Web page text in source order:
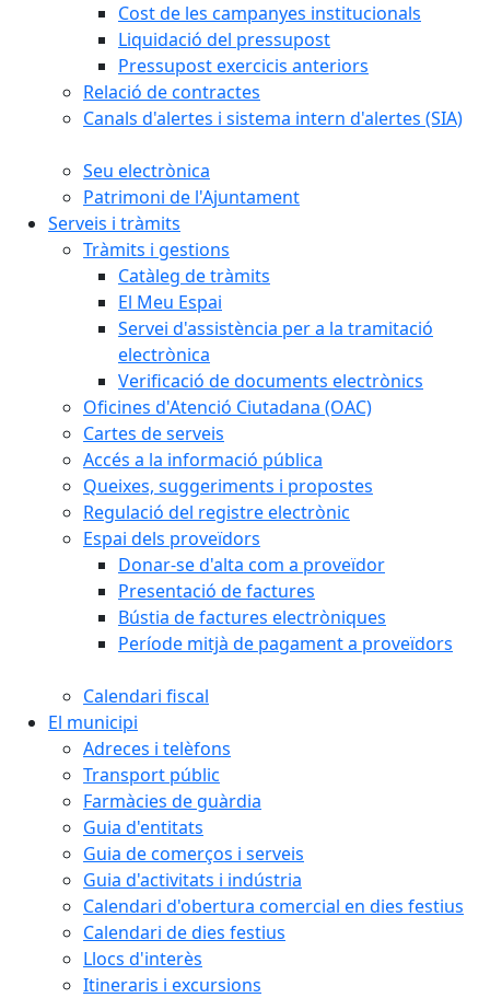
Cost de les campanyes institucionals
Liquidació del pressupost
Pressupost exercicis anteriors
Relació de contractes
Canals d'alertes i sistema intern d'alertes (SIA)
Seu electrònica
Patrimoni de l'Ajuntament
Serveis i tràmits
Tràmits i gestions
Catàleg de tràmits
El Meu Espai
Servei d'assistència per a la tramitació
electrònica
Verificació de documents electrònics
Oficines d'Atenció Ciutadana (OAC)
Cartes de serveis
Accés a la informació pública
Queixes, suggeriments i propostes
Regulació del registre electrònic
Espai dels proveïdors
Donar-se d'alta com a proveïdor
Presentació de factures
Bústia de factures electròniques
Període mitjà de pagament a proveïdors
Calendari fiscal
El municipi
Adreces i telèfons
Transport públic
Farmàcies de guàrdia
Guia d'entitats
Guia de comerços i serveis
Guia d'activitats i indústria
Calendari d'obertura comercial en dies festius
Calendari de dies festius
Llocs d'interès
Itineraris i excursions